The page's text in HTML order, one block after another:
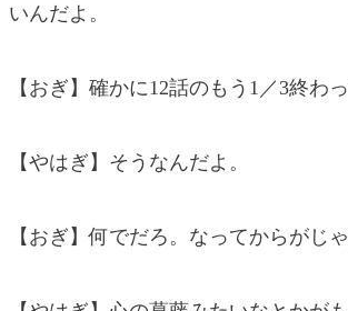
いんだよ。
【おぎ】確かに12話のもう1／3終わ
【やはぎ】そうなんだよ。
【おぎ】何でだろ。なってからがじ